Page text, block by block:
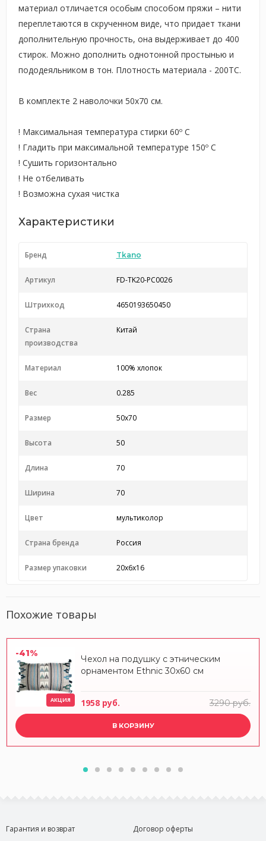
материал отличается особым способом пряжи – нити
переплетаются в скрученном виде, что придает ткани
дополнительную прочность, она выдерживает до 400
стирок. Можно дополнить однотонной простынью и
пододеяльником в тон. Плотность материала - 200ТС.
В комплекте 2 наволочки 50х70 см.
! Максимальная температура стирки 60º C
! Гладить при максимальной температуре 150º C
! Сушить горизонтально
! Не отбеливать
! Возможна сухая чистка
Характеристики
Бренд Tkano
Артикул FD-TK20-PC0026
Штрихкод 4650193650450
Страна
производства
Китай
Материал 100% хлопок
Вес 0.285
Размер 50x70
Высота 50
Длина 70
Ширина 70
Цвет мультиколор
Страна бренда Россия
Размер упаковки 20x6x16
Похожие товары
-41%
АКЦИЯ
Чехол на подушку с этническим
орнаментом Ethnic 30х60 см
1958 руб. 3290 руб.
В КОРЗИНУ
Гарантия и возврат
Договор оферты